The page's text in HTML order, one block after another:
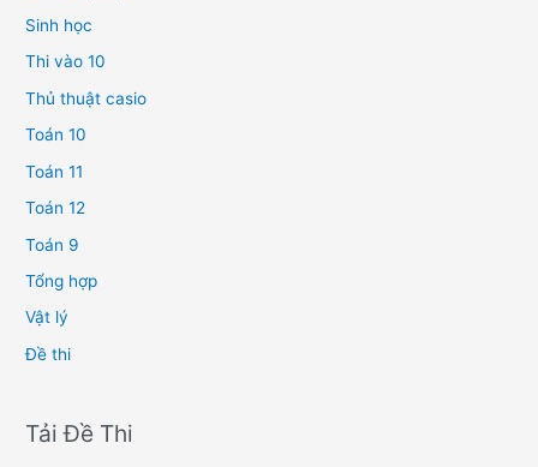
Sinh học
Thi vào 10
Thủ thuật casio
Toán 10
Toán 11
Toán 12
Toán 9
Tổng hợp
Vật lý
Đề thi
Tải Đề Thi